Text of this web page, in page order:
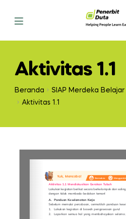
Aktivitas 1.1
Beranda
SIAP Merdeka Belajar
Aktivitas 1.1